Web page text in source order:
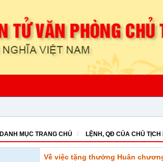
DANH MỤC TRANG CHỦ LỆNH, QĐ CỦA CHỦ TỊCH
Về việc tặng thưởng Huân